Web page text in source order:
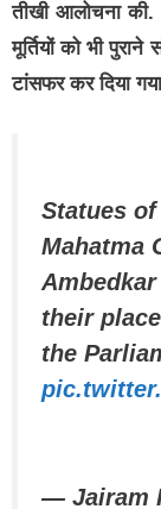
तीखी आलोचना की.
मूर्तियों को भी
टांसफर कर दिया
Statues
Mahatma
their
the
— Jairam